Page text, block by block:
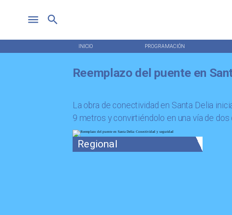
INICIO PROGRAMACIÓN
Regional
Reemplazo del puente en
La obra de conectividad en Santa Delia
9 metros y convirtiéndolo en una vía de